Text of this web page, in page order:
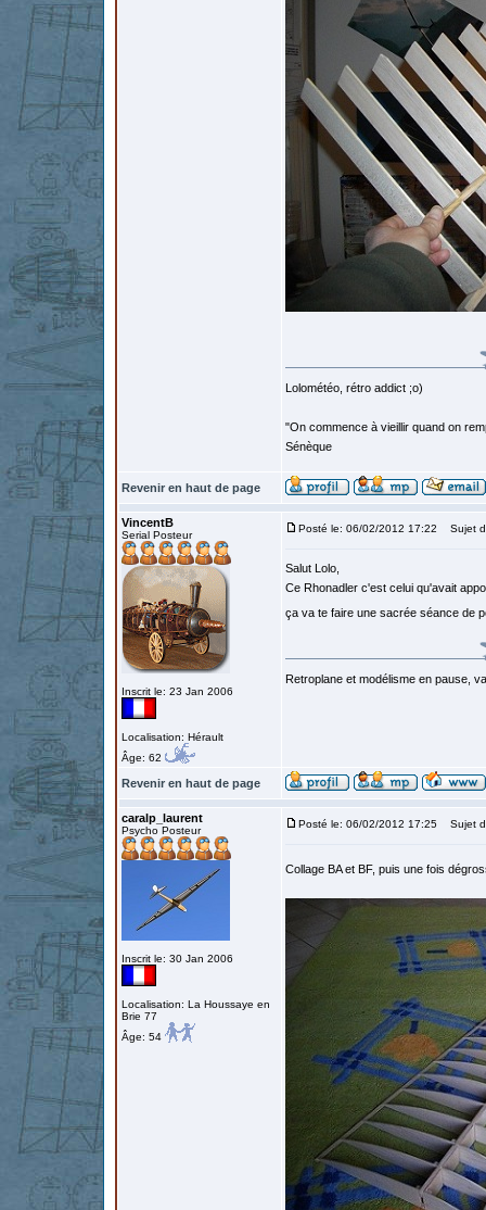
Lolométéo, rétro addict ;o)
"On commence à vieillir quand on
Sénèque
Revenir en haut de page
VincentB
Serial Posteur
Inscrit le: 23 Jan 2006
Localisation: Hérault
Âge: 62
Posté le: 06/02/2012 17:22 Sujet
Salut Lolo,
Ce Rhonadler c'est celui qu'avait
ça va te faire une sacrée séance de
Retroplane et modélisme en pause,
Revenir en haut de page
caralp_laurent
Psycho Posteur
Inscrit le: 30 Jan 2006
Localisation: La Houssaye en
Brie 77
Âge: 54
Posté le: 06/02/2012 17:25 Sujet
Collage BA et BF, puis une fois